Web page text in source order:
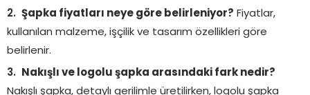
Şapka fiyatları neye göre belirleniyor? Fiyatlar,
kullanılan malzeme, işçilik ve tasarım özellikleri göre
belirlenir.
Nakışlı ve logolu şapka arasındaki fark nedir?
Nakışlı şapka, detaylı gerilimle üretilirken, logolu şapka